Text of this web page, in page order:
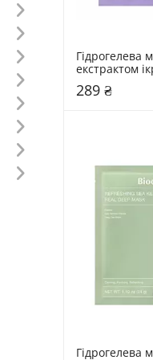
Гідрогелева
екстрактом
34 мл
289 ₴
Гідрогелева